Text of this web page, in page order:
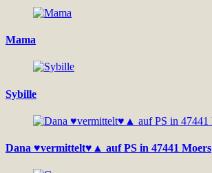
Mama
Sybille
Dana ♥vermittelt♥▲ auf PS in 47441 Moers